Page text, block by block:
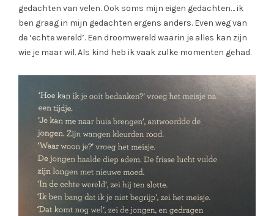
gedachten van velen. Ook soms mijn eigen gedachten… ik
ben graag in mijn gedachten ergens anders. Even weg van
de ‘echte wereld’. Een droomwereld waarin je alles kan zijn
wie je maar wil. Als kind heb ik vaak zulke momenten gehad.